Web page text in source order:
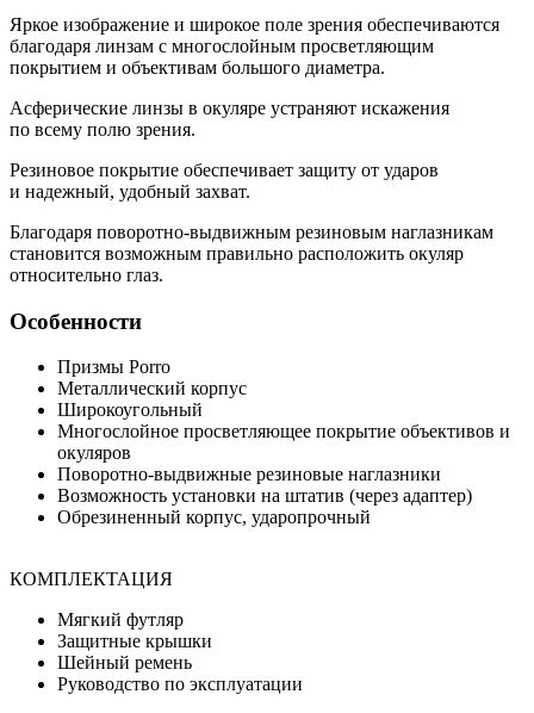
Яркое изображение и широкое поле зрения обеспечиваются
благодаря линзам с многослойным просветляющим
покрытием и объективам большого диаметра.
Асферические линзы в окуляре устраняют искажения
по всему полю зрения.
Резиновое покрытие обеспечивает защиту от ударов
и надежный, удобный захват.
Благодаря поворотно-выдвижным резиновым наглазникам
становится возможным правильно расположить окуляр
относительно глаз.
Особенности
Призмы Porro
Металлический корпус
Широкоугольный
Многослойное просветляющее покрытие объективов и
окуляров
Поворотно-выдвижные резиновые наглазники
Возможность установки на штатив (через адаптер)
Обрезиненный корпус, ударопрочный
КОМПЛЕКТАЦИЯ
Мягкий футляр
Защитные крышки
Шейный ремень
Руководство по эксплуатации